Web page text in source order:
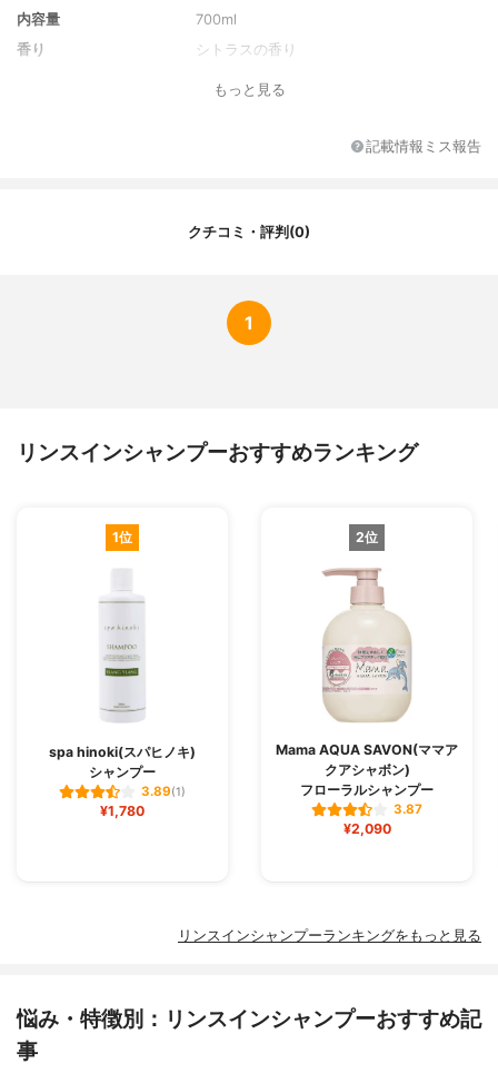
内容量
700ml
香り
シトラスの香り
もっと見る
記載情報ミス報告
クチコミ・評判(0)
1
リンスインシャンプーおすすめランキング
1位
spa hinoki(スパヒノキ)
シャンプー
3.89(1)
¥1,780
2位
Mama AQUA SAVON(ママア
クアシャボン)
フローラルシャンプー
3.87
¥2,090
リンスインシャンプーランキングをもっと見る
悩み・特徴別：リンスインシャンプーおすすめ記
事